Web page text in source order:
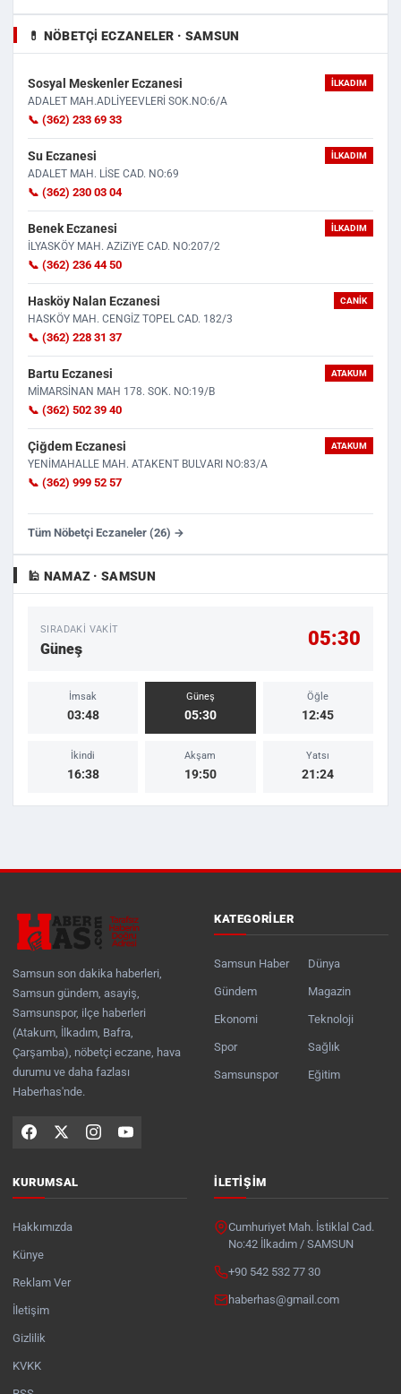
💊 NÖBETÇI ECZANELER · SAMSUN
Sosyal Meskenler Eczanesi İLKADIM
ADALET MAH.ADLİYEEVLERİ SOK.NO:6/A
📞 (362) 233 69 33
Su Eczanesi İLKADIM
ADALET MAH. LİSE CAD. NO:69
📞 (362) 230 03 04
Benek Eczanesi İLKADIM
İLYASKÖY MAH. AZiZiYE CAD. NO:207/2
📞 (362) 236 44 50
Hasköy Nalan Eczanesi CANIK
HASKÖY MAH. CENGİZ TOPEL CAD. 182/3
📞 (362) 228 31 37
Bartu Eczanesi ATAKUM
MİMARSİNAN MAH 178. SOK. NO:19/B
📞 (362) 502 39 40
Çiğdem Eczanesi ATAKUM
YENİMAHALLE MAH. ATAKENT BULVARI NO:83/A
📞 (362) 999 52 57
Tüm Nöbetçi Eczaneler (26) →
🕌 NAMAZ · SAMSUN
SIRADAKI VAKIT
Güneş 05:30
İmsak
03:48
Güneş
05:30
Öğle
12:45
İkindi
16:38
Akşam
19:50
Yatsı
21:24
Samsun son dakika haberleri,
Samsun gündem, asayiş,
Samsunspor, ilçe haberleri
(Atakum, İlkadım, Bafra,
Çarşamba), nöbetçi eczane, hava
durumu ve daha fazlası
Haberhas'nde.
KATEGORILER
Samsun Haber
Gündem
Ekonomi
Spor
Samsunspor
Dünya
Magazin
Teknoloji
Sağlık
Eğitim
KURUMSAL
Hakkımızda
Künye
Reklam Ver
İletişim
Gizlilik
KVKK
İLETIŞIM
Cumhuriyet Mah. İstiklal Cad.
No:42 İlkadım / SAMSUN
+90 542 532 77 30
haberhas@gmail.com